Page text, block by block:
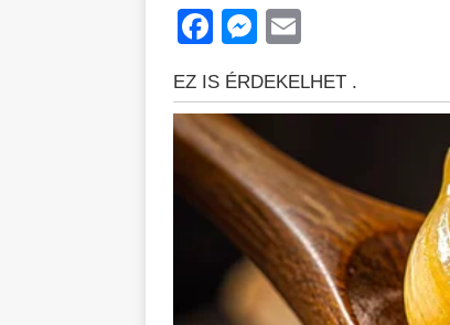
F
a
c
e
b
o
o
k
M
ss
e
n
g
e
r
ai